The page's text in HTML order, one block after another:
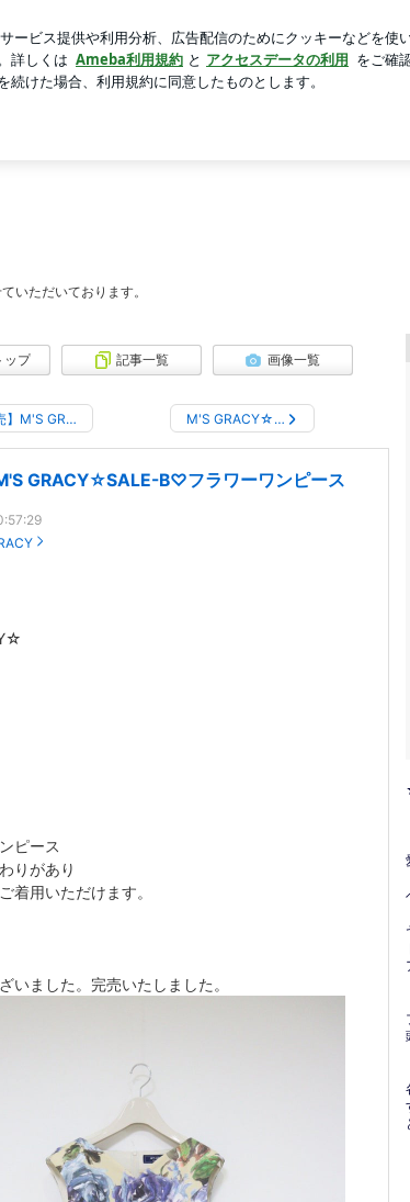
のブログ☆ブティックカレンダー
の買い物 新規登録
☆ブティックカレンダー
いただいております。
ップ 記事一覧 画像一覧
】M'S GR… M'S GRACY☆…
GRACY☆SALE-B♡フラワーワンピース
ピース
りがあり
着用いただけます。
いました。完売いたしました。